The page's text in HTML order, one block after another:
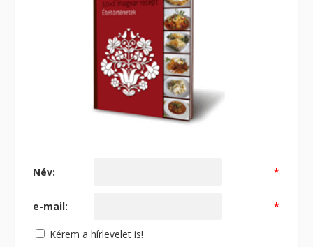
Név: *
e-mail: *
Kérem a hírlevelet is!